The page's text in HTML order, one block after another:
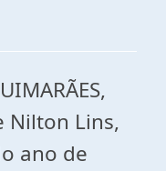
Nilton Lins,
ano de